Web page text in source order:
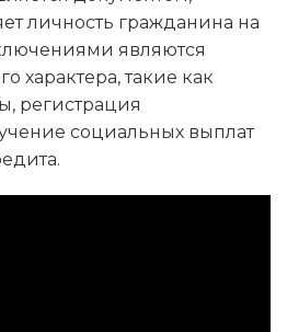
личность гражданина на
являются
характера, такие как
регистрация
социальных выплат